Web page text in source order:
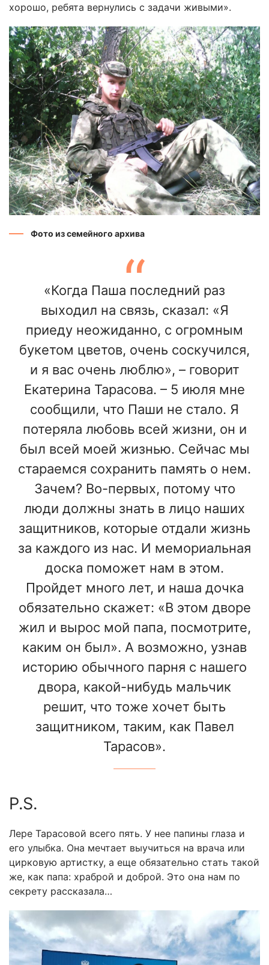
хорошо, ребята вернулись с задачи живыми».
Фото из семейного архива
«Когда Паша последний раз
выходил на связь, сказал: «Я
приеду неожиданно, с огромным
букетом цветов, очень соскучился,
и я вас очень люблю», – говорит
Екатерина Тарасова. – 5 июля мне
сообщили, что Паши не стало. Я
потеряла любовь всей жизни, он и
был всей моей жизнью. Сейчас мы
стараемся сохранить память о нем.
Зачем? Во-первых, потому что
люди должны знать в лицо наших
защитников, которые отдали жизнь
за каждого из нас. И мемориальная
доска поможет нам в этом.
Пройдет много лет, и наша дочка
обязательно скажет: «В этом дворе
жил и вырос мой папа, посмотрите,
каким он был». А возможно, узнав
историю обычного парня с нашего
двора, какой-нибудь мальчик
решит, что тоже хочет быть
защитником, таким, как Павел
Тарасов».
P.S.
Лере Тарасовой всего пять. У нее папины глаза и
его улыбка. Она мечтает выучиться на врача или
цирковую артистку, а еще обязательно стать такой
же, как папа: храброй и доброй. Это она нам по
секрету рассказала…